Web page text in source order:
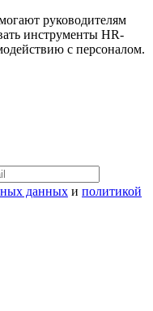
руководителям
инструменты HR-
с персоналом.
данных и политикой